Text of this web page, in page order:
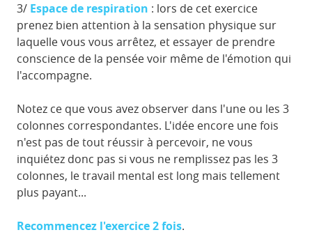
3/ Espace de respiration : lors de cet exercice
prenez bien attention à la sensation physique sur
laquelle vous vous arrêtez, et essayer de prendre
conscience de la pensée voir même de l'émotion qui
l'accompagne.
Notez ce que vous avez observer dans l'une ou les 3
colonnes correspondantes. L'idée encore une fois
n'est pas de tout réussir à percevoir, ne vous
inquiétez donc pas si vous ne remplissez pas les 3
colonnes, le travail mental est long mais tellement
plus payant...
Recommencez l'exercice 2 fois.